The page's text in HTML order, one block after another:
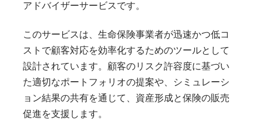
アドバイザーサービスです。
このサービスは、生命保険事業者が迅速かつ低コ
ストで顧客対応を効率化するためのツールとして
設計されています。顧客のリスク許容度に基づい
た適切なポートフォリオの提案や、シミュレーシ
ョン結果の共有を通じて、資産形成と保険の販売
促進を支援します。